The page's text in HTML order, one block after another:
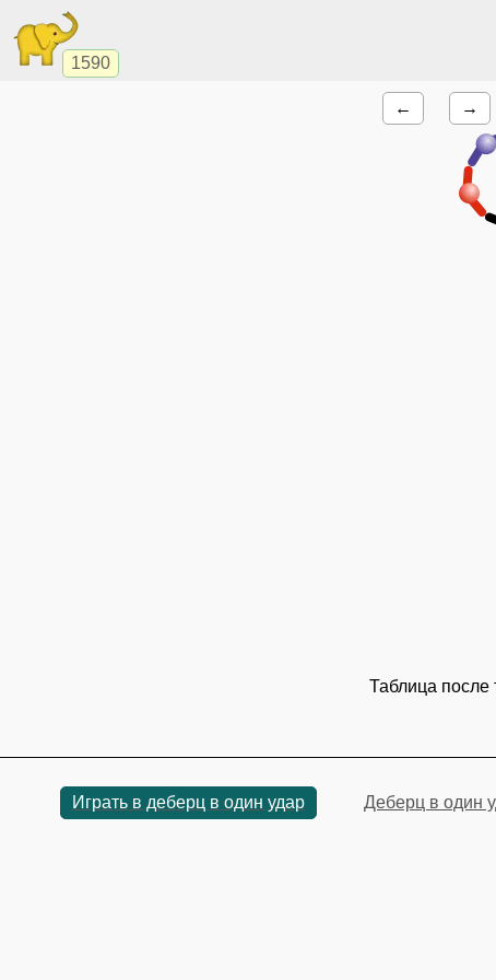
1590
← →
Таблица после
Играть в деберц в один удар Деберц в один